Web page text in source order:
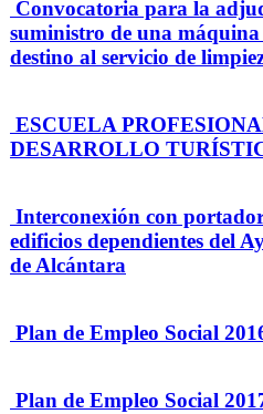
Convocatoria para la
suministro de una
destino al servicio de
ESCUELA
DESARROLLO
Interconexión con
edificios dependientes del
de Alcántara
Plan de Empleo Social
Plan de Empleo Social